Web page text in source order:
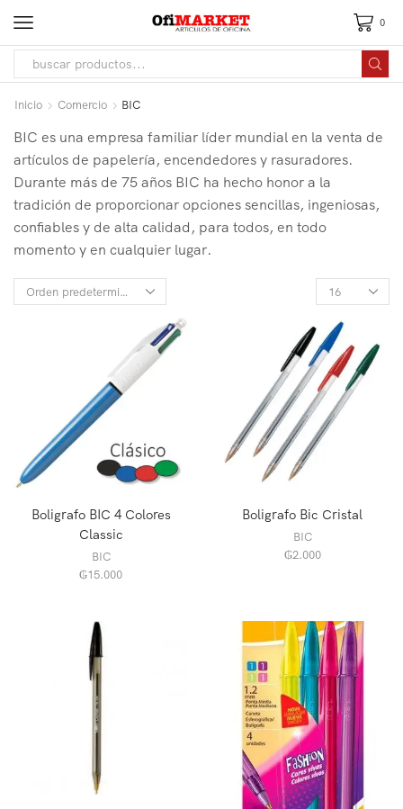
0
Inicio Comercio BIC
BIC es una empresa familiar líder mundial en la venta de
artículos de papelería, encendedores y rasuradores.
Durante más de 75 años BIC ha hecho honor a la
tradición de proporcionar opciones sencillas, ingeniosas,
confiables y de alta calidad, para todos, en todo
momento y en cualquier lugar.
Boligrafo BIC 4 Colores
Classic
BIC
₲15.000
Boligrafo Bic Cristal
BIC
₲2.000